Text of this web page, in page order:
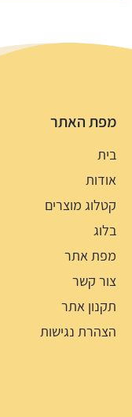
מפת האתר
בית
אודות
קטלוג מוצרים
בלוג
מפת אתר
צור קשר
תקנון אתר
הצהרת נגישות